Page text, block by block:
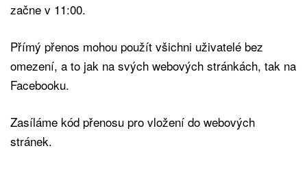
začne v 11:00.
Přímý přenos mohou použít všichni uživatelé bez
omezení, a to jak na svých webových stránkách, tak na
Facebooku.
Zasíláme kód přenosu pro vložení do webových
stránek.